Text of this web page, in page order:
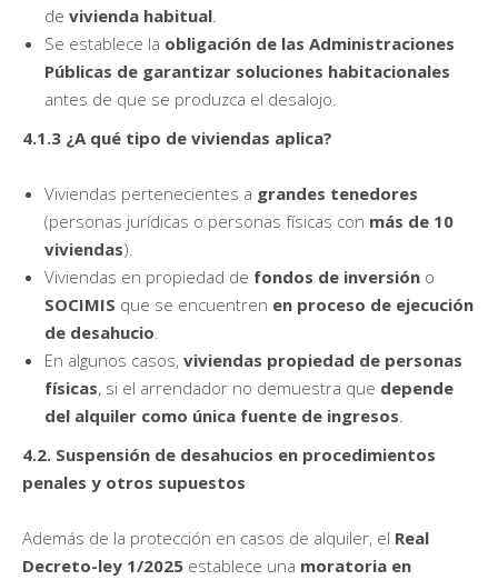
de vivienda habitual
Se establece la obligación de las Administraciones
Públicas de garantizar soluciones habitacionales
antes de que se produzca el desalojo.
4.1.3 ¿A qué tipo de viviendas aplica?
Viviendas pertenecientes a grandes tenedores
(personas jurídicas o personas físicas con más de 10
viviendas).
Viviendas en propiedad de fondos de inversión o
SOCIMIS que se encuentren en proceso de ejecución
de desahucio
En algunos casos, viviendas propiedad de personas
físicas, si el arrendador no demuestra que depende
del alquiler como única fuente de ingresos
4.2. Suspensión de desahucios en procedimientos
penales y otros supuestos
Además de la protección en casos de alquiler, el Real
Decreto-ley 1/2025 establece una moratoria en